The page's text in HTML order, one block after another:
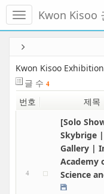
메
토
Kwon Kisoo
Kwon Kisoo
글 수 4
번호
제목
4
[Solo
Skybrige |
Gallery |
Academy
Science